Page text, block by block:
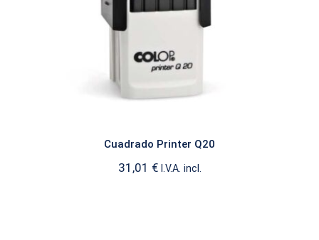
Cuadrado Printer Q20
31,01 € I.V.A. incl.